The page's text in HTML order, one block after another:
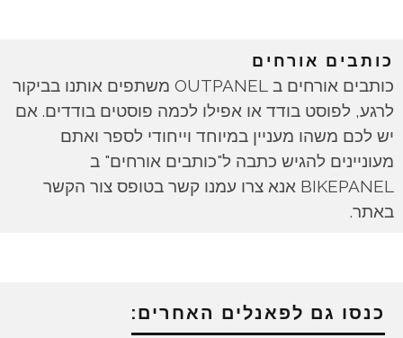
כותבים אורחים
כותבים אורחים ב OUTPANEL משתפים אותנו בביקור
לרגע, לפוסט בודד או אפילו לכמה פוסטים בודדים. אם
יש לכם משהו מעניין במיוחד וייחודי לספר ואתם
מעוניינים להגיש כתבה ל"כותבים אורחים" ב
BIKEPANEL אנא צרו עמנו קשר בטופס צור הקשר
באתר.
כנסו גם לפאנלים האחרים: